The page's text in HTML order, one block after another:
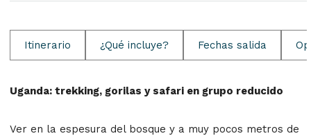
Itinerario ¿Qué incluye? Fechas salida
Uganda: trekking, gorilas y safari en grupo reducido
Ver en la espesura del bosque y a muy pocos metros de